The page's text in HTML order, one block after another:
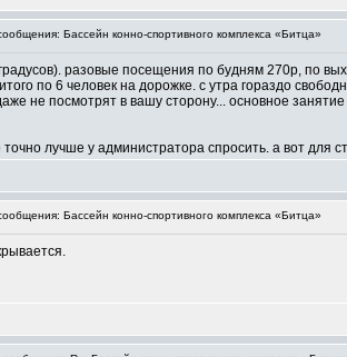
Бассейн конно-спортивного комплекса «Битца»
разовые посещения по будням 270р, по
по 6 человек на дорожке. с утра гораздо
не посмотрят в вашу сторону... основное
лучше у администратора спросить. а вот для
Бассейн конно-спортивного комплекса «Битца»